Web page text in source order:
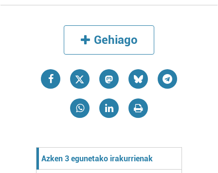
Gehiago
Azken 3 egunetako irakurrienak